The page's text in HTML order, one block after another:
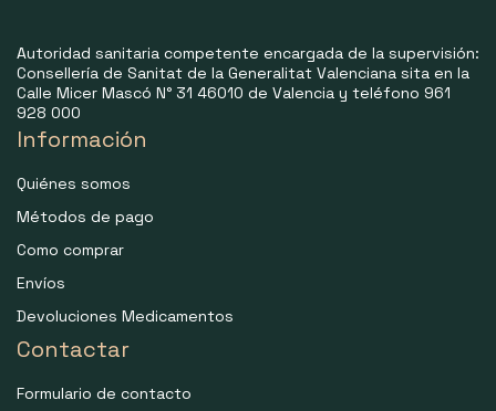
Autoridad sanitaria competente encargada de la supervisión:
Consellería de Sanitat de la Generalitat Valenciana sita en la
Calle Micer Mascó N° 31 46010 de Valencia y teléfono 961
928 000
Información
Quiénes somos
Métodos de pago
Como comprar
Envíos
Devoluciones Medicamentos
Contactar
Formulario de contacto